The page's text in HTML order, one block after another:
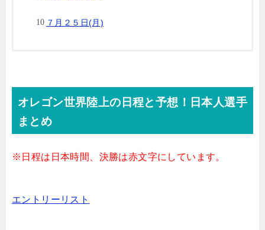
７月２５日(月)
オレゴン世界陸上の日程と予想！日本人選手
まとめ
※日程は日本時間、決勝は赤文字にしています。
エントリーリスト